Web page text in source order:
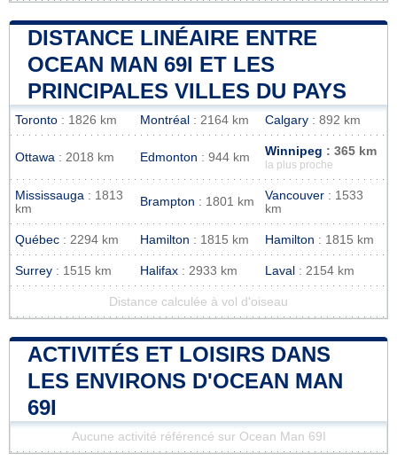
DISTANCE LINÉAIRE ENTRE
OCEAN MAN 69I ET LES
PRINCIPALES VILLES DU PAYS
Toronto : 1826 km Montréal : 2164 km Calgary : 892 km
Ottawa : 2018 km Edmonton : 944 km Winnipeg : 365 km
la plus proche
Mississauga : 1813
km
Brampton : 1801 km Vancouver : 1533
km
Québec : 2294 km Hamilton : 1815 km Hamilton : 1815 km
Surrey : 1515 km Halifax : 2933 km Laval : 2154 km
Distance calculée à vol d'oiseau
ACTIVITÉS ET LOISIRS DANS
LES ENVIRONS D'OCEAN MAN
69I
Aucune activité référencé sur Ocean Man 69I